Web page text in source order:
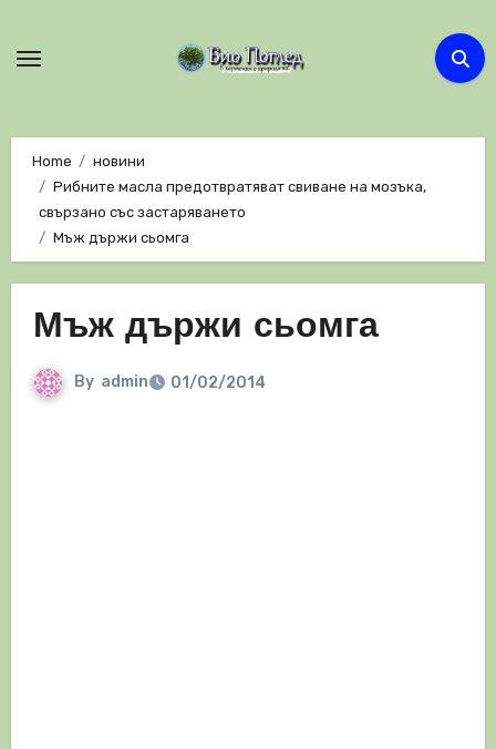
Home
новини
Рибните масла предотвратяват свиване на мозъка,
свързано със застаряването
Мъж държи сьомга
Мъж държи сьомга
By admin 01/02/2014